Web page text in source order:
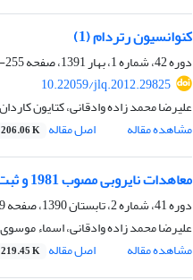
کنوانسیون رتردام (1)
دوره 42، شماره 1، بهار 1391، صفحه
255-275
10.22059/jlq.2012.29825
علیرضا محمد زاده وادقانی، کتایون کاردان
مشاهده مقاله
اصل مقاله 206.06 K
معاهدات نایروبی مصوب 1981 و ثبت بین المللی آثار صوتی تصویری مصوب ژنو 1989
دوره 41، شماره 2، تابستان 1390، صفحه
علیرضا محمد زاده وادقانی، اسماء موسوی
مشاهده مقاله
اصل مقاله 219.45 K